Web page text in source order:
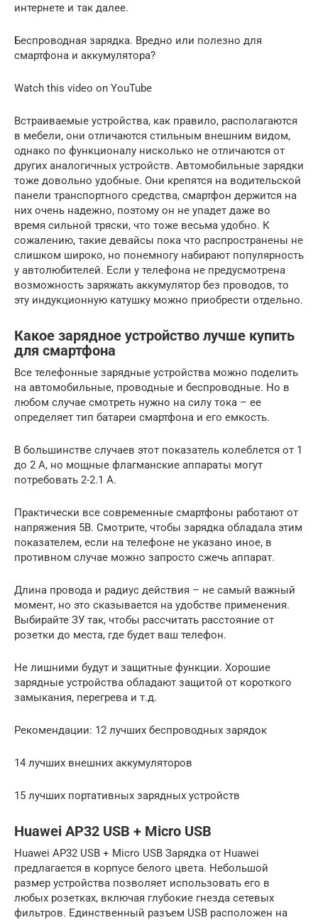
интернете и так далее.
Беспроводная зарядка. Вредно или полезно для
смартфона и аккумулятора?
Watch this video on YouTube
Встраиваемые устройства, как правило, располагаются
в мебели, они отличаются стильным внешним видом,
однако по функционалу нисколько не отличаются от
других аналогичных устройств. Автомобильные зарядки
тоже довольно удобные. Они крепятся на водительской
панели транспортного средства, смартфон держится на
них очень надежно, поэтому он не упадет даже во
время сильной тряски, что тоже весьма удобно. К
сожалению, такие девайсы пока что распространены не
слишком широко, но понемногу набирают популярность
у автолюбителей. Если у телефона не предусмотрена
возможность заряжать аккумулятор без проводов, то
эту индукционную катушку можно приобрести отдельно.
Какое зарядное устройство лучше купить
для смартфона
Все телефонные зарядные устройства можно поделить
на автомобильные, проводные и беспроводные. Но в
любом случае смотреть нужно на силу тока – ее
определяет тип батареи смартфона и его емкость.
В большинстве случаев этот показатель колеблется от 1
до 2 А, но мощные флагманские аппараты могут
потребовать 2-2.1 А.
Практически все современные смартфоны работают от
напряжения 5В. Смотрите, чтобы зарядка обладала этим
показателем, если на телефоне не указано иное, в
противном случае можно запросто сжечь аппарат.
Длина провода и радиус действия – не самый важный
момент, но это сказывается на удобстве применения.
Выбирайте ЗУ так, чтобы рассчитать расстояние от
розетки до места, где будет ваш телефон.
Не лишними будут и защитные функции. Хорошие
зарядные устройства обладают защитой от короткого
замыкания, перегрева и т.д.
Рекомендации: 12 лучших беспроводных зарядок
14 лучших внешних аккумуляторов
15 лучших портативных зарядных устройств
Huawei AP32 USB + Micro USB
Huawei AP32 USB + Micro USB Зарядка от Huawei
предлагается в корпусе белого цвета. Небольшой
размер устройства позволяет использовать его в
любых розетках, включая глубокие гнезда сетевых
фильтров. Единственный разъем USB расположен на